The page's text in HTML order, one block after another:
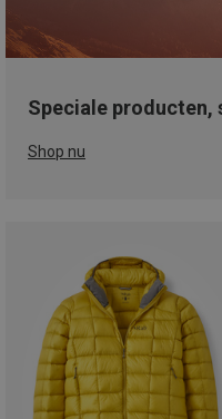
Speciale producten,
Shop nu